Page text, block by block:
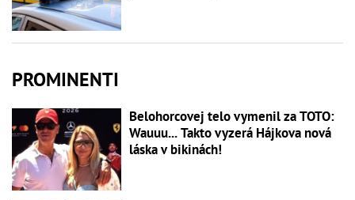
PROMINENTI
Belohorcovej telo vymenil za TOTO:
Wauuu... Takto vyzerá Hájkova nová
láska v bikinách!